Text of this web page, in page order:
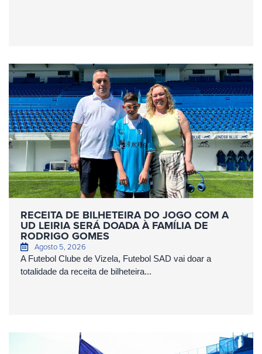
RECEITA DE BILHETEIRA DO JOGO COM A
UD LEIRIA SERÁ DOADA À FAMÍLIA DE
RODRIGO GOMES
Agosto 5, 2026
A Futebol Clube de Vizela, Futebol SAD vai doar a
totalidade da receita de bilheteira...